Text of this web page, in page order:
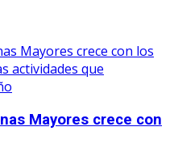
Mayores crece con